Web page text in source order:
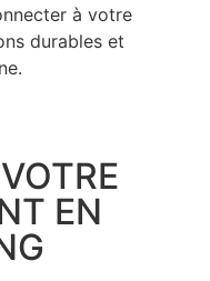
à votre
durables et
EN